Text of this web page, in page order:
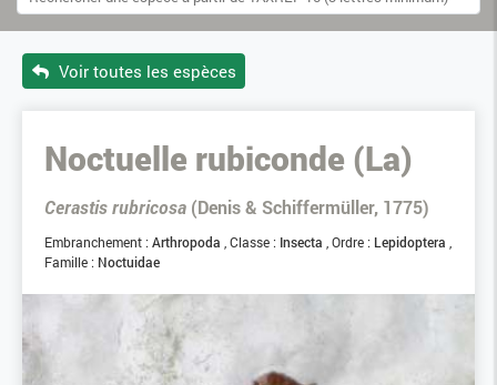
Voir toutes les espèces
Noctuelle rubiconde (La)
Cerastis rubricosa (Denis & Schiffermüller, 1775)
Embranchement : Arthropoda Classe : Insecta Ordre : Lepidoptera
Famille : Noctuidae